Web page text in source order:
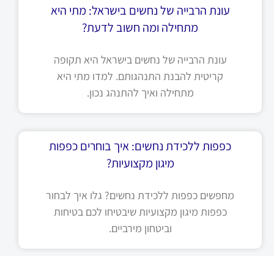
עונת הרבייה של נחשים בישראל: מתי היא
מתחילה ומה חשוב לדעת?
עונת הרבייה של נחשים בישראל היא תקופה
קריטית להבנת התנהגותם. למדו מתי היא
מתחילה ואיך להתנהג נכון.
כפפות ללכידת נחשים: איך בוחרים כפפות
מיגון מקצועיות?
מחפשים כפפות ללכידת נחשים? גלו איך לבחור
כפפות מיגון מקצועיות שיבטיחו לכם בטיחות
וביטחון מירביים.